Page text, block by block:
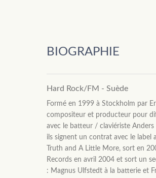
BIOGRAPHIE
Hard Rock/FM - Suède
Formé en 1999 à Stockholm par
compositeur et producteur pour
avec le batteur / claviériste
ils signent un contrat avec le label
Truth and A Little More, sort en
Records en avril 2004 et sort un
: Magnus Ulfstedt à la batterie et